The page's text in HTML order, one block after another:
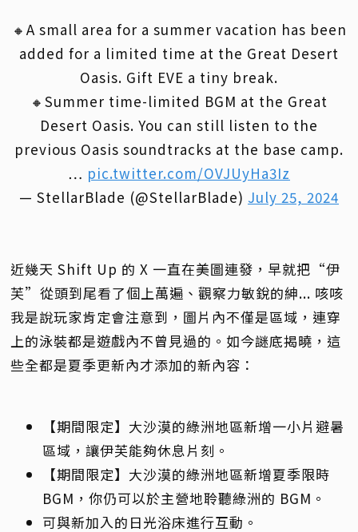
🔸A small area for a summer vacation has been
added for a limited time at the Great Desert
Oasis. Gift EVE a tiny break.
🔸Summer time-limited BGM at the Great
Desert Oasis. You can still listen to the
previous Oasis soundtracks at the base camp.
… pic.twitter.com/OVJUyHa3Iz
— StellarBlade (@StellarBlade) July 25, 2024
近幾天 Shift Up 的 X 一直在美圖連發，早就把“伊
芙”從頭到尾看了個上萬遍、觀察力敏銳的紳... 咳咳
我是說玩家肯定會注意到，圖片內不僅是區域，連穿
上的泳裝都是遊戲內不曾見過的。如今謎底揭曉，這
些全都是夏季更新內才添加的新內容：
【期間限定】大沙漠的綠洲地區新增一小片避暑
區域，讓伊芙能夠休息片刻。
【期間限定】大沙漠的綠洲地區新增夏季限時
BGM，你仍可以於主營地聆聽綠洲的 BGM。
可與新加入的日光浴床進行互動。